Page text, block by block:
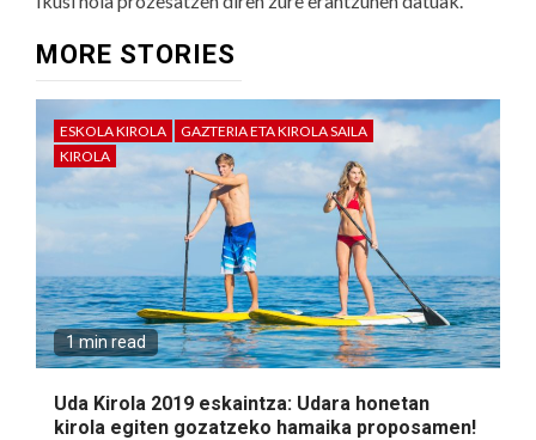
MORE STORIES
ESKOLA KIROLA
GAZTERIA ETA KIROLA SAILA
KIROLA
1 min read
Uda Kirola 2019 eskaintza: Udara honetan
kirola egiten gozatzeko hamaika proposamen!